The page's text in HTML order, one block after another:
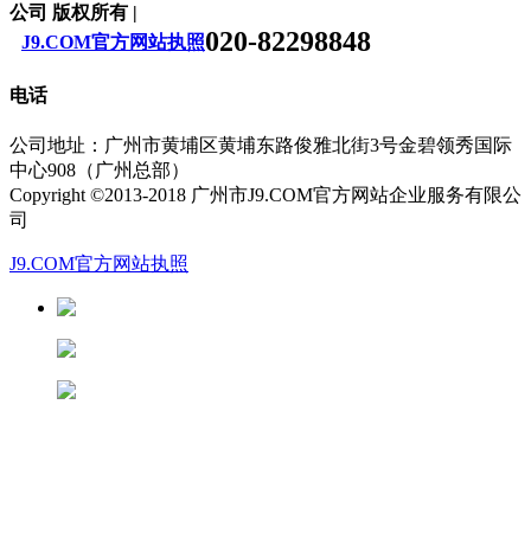
公司 版权所有 |
J9.COM官方网站执照020-82298848
电话
公司地址：广州市黄埔区黄埔东路俊雅北街3号金碧领秀国际
中心908（广州总部）
Copyright ©2013-2018 广州市J9.COM官方网站企业服务有限公
司
J9.COM官方网站执照